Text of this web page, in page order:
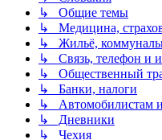
↳ Общие темы
↳ Медицина,
↳ Жильё,
↳ Связь, телефон и
↳ Общественный
↳ Банки, налоги
↳ Автомобилистам
↳ Дневники
↳ Чехия